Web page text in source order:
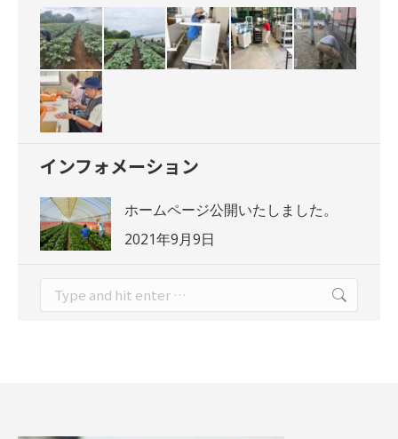
インフォメーション
ホームページ公開いたしました。
2021年9月9日
Search: